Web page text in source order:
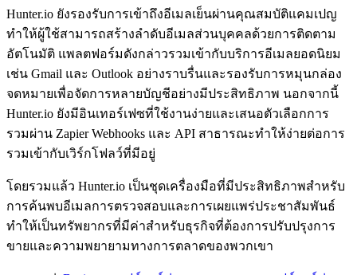
Hunter.io ยังรองรับการเข้าถึงอีเมลเย็นผ่านคุณสมบัติแคมเปญ
ทำให้ผู้ใช้สามารถสร้างลำดับอีเมลส่วนบุคคลด้วยการติดตาม
อัตโนมัติ แพลตฟอร์มดังกล่าวรวมเข้ากับบริการอีเมลยอดนิยม
เช่น Gmail และ Outlook อย่างราบรื่นและรองรับการหมุนกล่อง
จดหมายเพื่อจัดการหลายบัญชีอย่างมีประสิทธิภาพ นอกจากนี้
Hunter.io ยังมีอินเทอร์เฟซที่ใช้งานง่ายและเสนอตัวเลือกการ
รวมผ่าน Zapier Webhooks และ API สาธารณะทำให้ง่ายต่อการ
รวมเข้ากับเวิร์กโฟลว์ที่มีอยู่
โดยรวมแล้ว Hunter.io เป็นชุดเครื่องมือที่มีประสิทธิภาพสำหรับ
การค้นพบอีเมลการตรวจสอบและการเผยแพร่ประชาสัมพันธ์
ทำให้เป็นทรัพยากรที่มีค่าสำหรับธุรกิจที่ต้องการปรับปรุงการ
ขายและความพยายามทางการตลาดของพวกเขา